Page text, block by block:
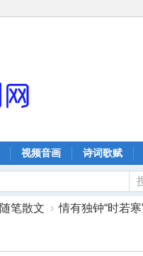
视频音画 诗词歌赋
随笔散文 › 情有独钟“时若寒